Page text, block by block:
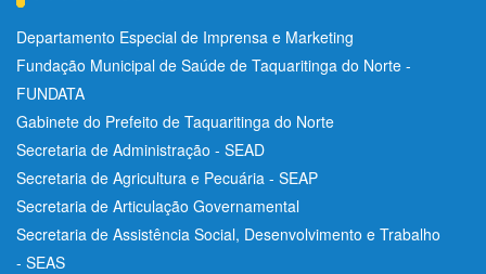
Departamento Especial de Imprensa e Marketing
Fundação Municipal de Saúde de Taquaritinga do Norte -
FUNDATA
Gabinete do Prefeito de Taquaritinga do Norte
Secretaria de Administração - SEAD
Secretaria de Agricultura e Pecuária - SEAP
Secretaria de Articulação Governamental
Secretaria de Assistência Social, Desenvolvimento e Trabalho
- SEAS